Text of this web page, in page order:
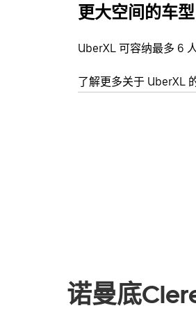
更大空间的车
UberXL 可容纳最多 6 人
了解更多关于 UberXL
诺曼底